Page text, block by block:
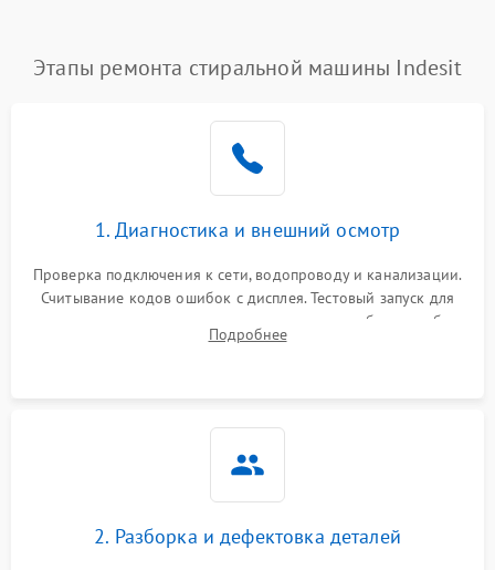
Подробнее →
Этапы ремонта стиральной машины Indesit
1. Диагностика и внешний осмотр
Проверка подключения к сети, водопроводу и канализации.
Считывание кодов ошибок с дисплея. Тестовый запуск для
выявления посторонних шумов, протечек или сбоев в работе
электронного модуля управления.
Подробнее
2. Разборка и дефектовка деталей